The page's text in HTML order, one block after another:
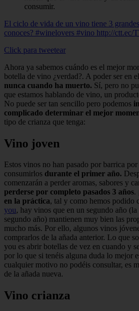
consumir.
El ciclo de vida de un vino tiene 3
conoces? #winelovers #vino http://
Click para tweetear
Ahora ya sabemos cuándo es el mejor
botella de vino ¿verdad?. A poder ser en
nunca cuando ha muerto. Sí, pero no
que estamos hablando de vino, un
No puede ser tan sencillo pero podemos
complicado determinar el mejor
tipo de crianza que tenga:
Vino joven
Estos vinos no han pasado por barrica
consumirlos durante el primer año.
comenzarán a perder aromas, sabores y
perderse por completo pasados 3 años.
en la práctica, tal y como hemos podido
you, hay vinos que en un segundo año
segundo año) mantienen muy bien las
mucho más. Por ello, algunos vinos
comprarlos de la añada anterior. Lo que
you es abrir botellas de vez en cuando y
por lo que si tenéis alguna duda lo mejor
cualquier motivo no podéis consultar, es
de la añada nueva.
Vino crianza